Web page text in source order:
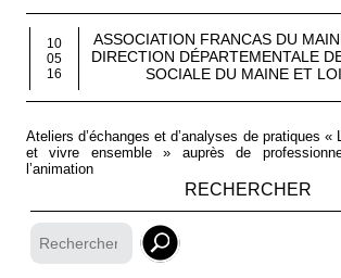
10
05
16
ASSOCIATION FRANCAS DU
DIRECTION DÉPARTEMENTALE
SOCIALE DU MAINE ET
Ateliers d’échanges et d’analyses de pratiques
et vivre ensemble » auprès de
l’animation
RECHERCHER